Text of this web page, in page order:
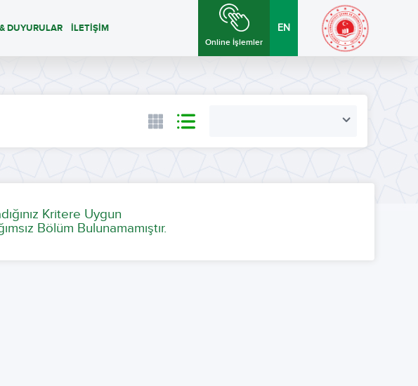
DUYURULAR İLETİŞİM
Online İşlemler
EN
Kritere Uygun
Bölüm Bulunamamıştır.